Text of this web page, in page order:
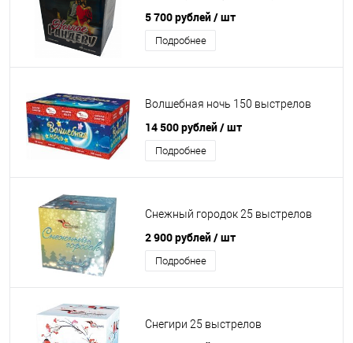
5 700 рублей/ шт
Подробнее
Волшебная ночь 150 выстрелов
14 500 рублей/ шт
Подробнее
Снежный городок 25 выстрелов
2 900 рублей/ шт
Подробнее
Снегири 25 выстрелов